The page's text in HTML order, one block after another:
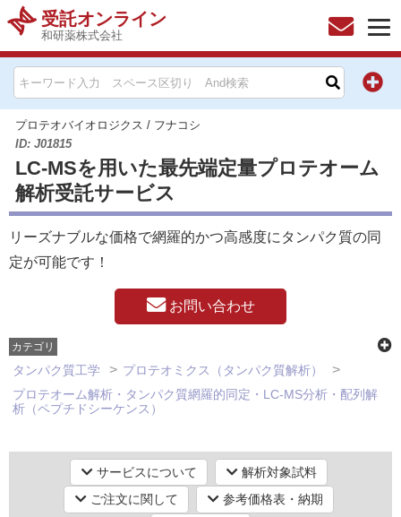
受託オンライン
和研薬株式会社
プロテオバイオロジクス / フナコシ
ID: J01815
LC-MSを用いた最先端定量プロテオーム
解析受託サービス
リーズナブルな価格で網羅的かつ高感度にタンパク質の同
定が可能です！
お問い合わせ
カテゴリ
タンパク質工学
プロテオミクス（タンパク質解析）
プロテオーム解析・タンパク質網羅的同定・LC-MS分析・配列解
析（ペプチドシーケンス）
サービスについて
解析対象試料
ご注文に関して
参考価格表・納期
HOME
お問い合わせ
お知らせ
キャンペーン情報一覧
製品カテゴリー一覧
販売元別索引
ご利用ガイド
研究機器オンライン
ラボプランニング